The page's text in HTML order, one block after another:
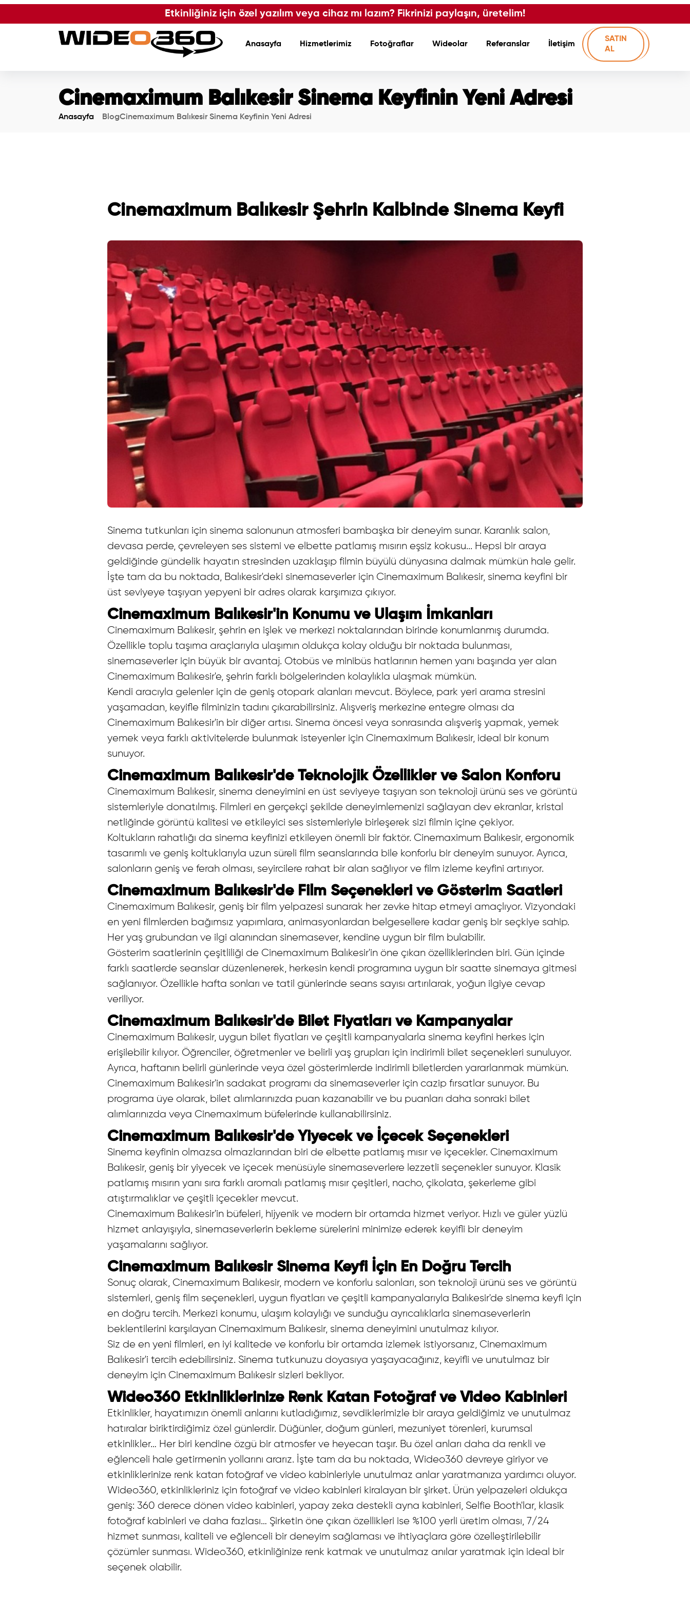
Etkinliğiniz için özel yazılım veya cihaz mı lazım? Fikrinizi paylaşın, üretelim!
Anasayfa Hizmetlerimiz Fotoğraflar Wideolar Referanslar İletişim
SATIN
AL
Cinemaximum Balıkesir Sinema Keyfinin Yeni Adresi
Anasayfa BlogCinemaximum Balıkesir Sinema Keyfinin Yeni Adresi
Cinemaximum Balıkesir Şehrin Kalbinde Sinema Keyfi
Sinema tutkunları için sinema salonunun atmosferi bambaşka bir deneyim sunar. Karanlık salon,
devasa perde, çevreleyen ses sistemi ve elbette patlamış mısırın eşsiz kokusu... Hepsi bir araya
geldiğinde gündelik hayatın stresinden uzaklaşıp filmin büyülü dünyasına dalmak mümkün hale gelir.
İşte tam da bu noktada, Balıkesir'deki sinemaseverler için Cinemaximum Balıkesir, sinema keyfini bir
üst seviyeye taşıyan yepyeni bir adres olarak karşımıza çıkıyor.
Cinemaximum Balıkesir'in Konumu ve Ulaşım İmkanları
Cinemaximum Balıkesir, şehrin en işlek ve merkezi noktalarından birinde konumlanmış durumda.
Özellikle toplu taşıma araçlarıyla ulaşımın oldukça kolay olduğu bir noktada bulunması,
sinemaseverler için büyük bir avantaj. Otobüs ve minibüs hatlarının hemen yanı başında yer alan
Cinemaximum Balıkesir'e, şehrin farklı bölgelerinden kolaylıkla ulaşmak mümkün.
Kendi aracıyla gelenler için de geniş otopark alanları mevcut. Böylece, park yeri arama stresini
yaşamadan, keyifle filminizin tadını çıkarabilirsiniz. Alışveriş merkezine entegre olması da
Cinemaximum Balıkesir'in bir diğer artısı. Sinema öncesi veya sonrasında alışveriş yapmak, yemek
yemek veya farklı aktivitelerde bulunmak isteyenler için Cinemaximum Balıkesir, ideal bir konum
sunuyor.
Cinemaximum Balıkesir'de Teknolojik Özellikler ve Salon Konforu
Cinemaximum Balıkesir, sinema deneyimini en üst seviyeye taşıyan son teknoloji ürünü ses ve görüntü
sistemleriyle donatılmış. Filmleri en gerçekçi şekilde deneyimlemenizi sağlayan dev ekranlar, kristal
netliğinde görüntü kalitesi ve etkileyici ses sistemleriyle birleşerek sizi filmin içine çekiyor.
Koltukların rahatlığı da sinema keyfinizi etkileyen önemli bir faktör. Cinemaximum Balıkesir, ergonomik
tasarımlı ve geniş koltuklarıyla uzun süreli film seanslarında bile konforlu bir deneyim sunuyor. Ayrıca,
salonların geniş ve ferah olması, seyircilere rahat bir alan sağlıyor ve film izleme keyfini artırıyor.
Cinemaximum Balıkesir'de Film Seçenekleri ve Gösterim Saatleri
Cinemaximum Balıkesir, geniş bir film yelpazesi sunarak her zevke hitap etmeyi amaçlıyor. Vizyondaki
en yeni filmlerden bağımsız yapımlara, animasyonlardan belgesellere kadar geniş bir seçkiye sahip.
Her yaş grubundan ve ilgi alanından sinemasever, kendine uygun bir film bulabilir.
Gösterim saatlerinin çeşitliliği de Cinemaximum Balıkesir'in öne çıkan özelliklerinden biri. Gün içinde
farklı saatlerde seanslar düzenlenerek, herkesin kendi programına uygun bir saatte sinemaya gitmesi
sağlanıyor. Özellikle hafta sonları ve tatil günlerinde seans sayısı artırılarak, yoğun ilgiye cevap
veriliyor.
Cinemaximum Balıkesir'de Bilet Fiyatları ve Kampanyalar
Cinemaximum Balıkesir, uygun bilet fiyatları ve çeşitli kampanyalarla sinema keyfini herkes için
erişilebilir kılıyor. Öğrenciler, öğretmenler ve belirli yaş grupları için indirimli bilet seçenekleri sunuluyor.
Ayrıca, haftanın belirli günlerinde veya özel gösterimlerde indirimli biletlerden yararlanmak mümkün.
Cinemaximum Balıkesir'in sadakat programı da sinemaseverler için cazip fırsatlar sunuyor. Bu
programa üye olarak, bilet alımlarınızda puan kazanabilir ve bu puanları daha sonraki bilet
alımlarınızda veya Cinemaximum büfelerinde kullanabilirsiniz.
Cinemaximum Balıkesir'de Yiyecek ve İçecek Seçenekleri
Sinema keyfinin olmazsa olmazlarından biri de elbette patlamış mısır ve içecekler. Cinemaximum
Balıkesir, geniş bir yiyecek ve içecek menüsüyle sinemaseverlere lezzetli seçenekler sunuyor. Klasik
patlamış mısırın yanı sıra farklı aromalı patlamış mısır çeşitleri, nacho, çikolata, şekerleme gibi
atıştırmalıklar ve çeşitli içecekler mevcut.
Cinemaximum Balıkesir'in büfeleri, hijyenik ve modern bir ortamda hizmet veriyor. Hızlı ve güler yüzlü
hizmet anlayışıyla, sinemaseverlerin bekleme sürelerini minimize ederek keyifli bir deneyim
yaşamalarını sağlıyor.
Cinemaximum Balıkesir Sinema Keyfi İçin En Doğru Tercih
Sonuç olarak, Cinemaximum Balıkesir, modern ve konforlu salonları, son teknoloji ürünü ses ve görüntü
sistemleri, geniş film seçenekleri, uygun fiyatları ve çeşitli kampanyalarıyla Balıkesir'de sinema keyfi için
en doğru tercih. Merkezi konumu, ulaşım kolaylığı ve sunduğu ayrıcalıklarla sinemaseverlerin
beklentilerini karşılayan Cinemaximum Balıkesir, sinema deneyimini unutulmaz kılıyor.
Siz de en yeni filmleri, en iyi kalitede ve konforlu bir ortamda izlemek istiyorsanız, Cinemaximum
Balıkesir'i tercih edebilirsiniz. Sinema tutkunuzu doyasıya yaşayacağınız, keyifli ve unutulmaz bir
deneyim için Cinemaximum Balıkesir sizleri bekliyor.
Wideo360 Etkinliklerinize Renk Katan Fotoğraf ve Video Kabinleri
Etkinlikler, hayatımızın önemli anlarını kutladığımız, sevdiklerimizle bir araya geldiğimiz ve unutulmaz
hatıralar biriktirdiğimiz özel günlerdir. Düğünler, doğum günleri, mezuniyet törenleri, kurumsal
etkinlikler… Her biri kendine özgü bir atmosfer ve heyecan taşır. Bu özel anları daha da renkli ve
eğlenceli hale getirmenin yollarını ararız. İşte tam da bu noktada, Wideo360 devreye giriyor ve
etkinliklerinize renk katan fotoğraf ve video kabinleriyle unutulmaz anlar yaratmanıza yardımcı oluyor.
Wideo360 , etkinlikleriniz için fotoğraf ve video kabinleri kiralayan bir şirket. Ürün yelpazeleri oldukça
geniş: 360 derece dönen video kabinleri, yapay zeka destekli ayna kabinleri, Selfie Booth'lar, klasik
fotoğraf kabinleri ve daha fazlası… Şirketin öne çıkan özellikleri ise %100 yerli üretim olması, 7/24
hizmet sunması, kaliteli ve eğlenceli bir deneyim sağlaması ve ihtiyaçlara göre özelleştirilebilir
çözümler sunması. Wideo360, etkinliğinize renk katmak ve unutulmaz anılar yaratmak için ideal bir
seçenek olabilir.